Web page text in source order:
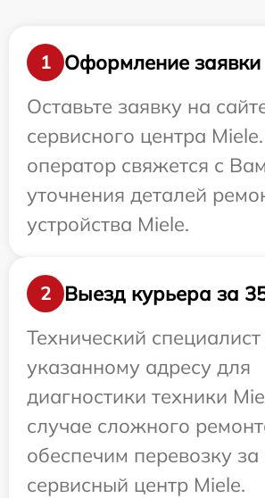
1
Оформление заявки
Оставьте заявку на
сервисного центра
оператор свяжется с
уточнения деталей
устройства Miele.
2
Выезд курьера за
Технический
указанному адресу для
диагностики техники
случае сложного
обеспечим перевозку
сервисный центр Miele.